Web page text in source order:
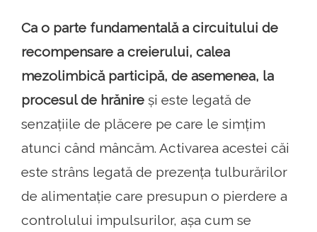
Ca o parte fundamentală a circuitului de
recompensare a creierului, calea
mezolimbică participă, de asemenea, la
procesul de hrănire și este legată de
senzațiile de plăcere pe care le simțim
atunci când mâncăm. Activarea acestei căi
este strâns legată de prezența tulburărilor
de alimentație care presupun o pierdere a
controlului impulsurilor, așa cum se